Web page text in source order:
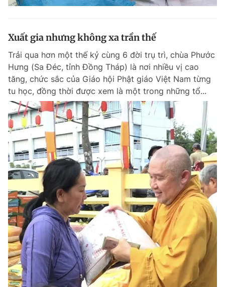
Xuất gia nhưng không xa trần thế
Trải qua hơn một thế kỷ cùng 6 đời trụ trì, chùa Phước
Hưng (Sa Đéc, tỉnh Đồng Tháp) là nơi nhiều vị cao
tăng, chức sắc của Giáo hội Phật giáo Việt Nam từng
tu học, đồng thời được xem là một trong những tổ...